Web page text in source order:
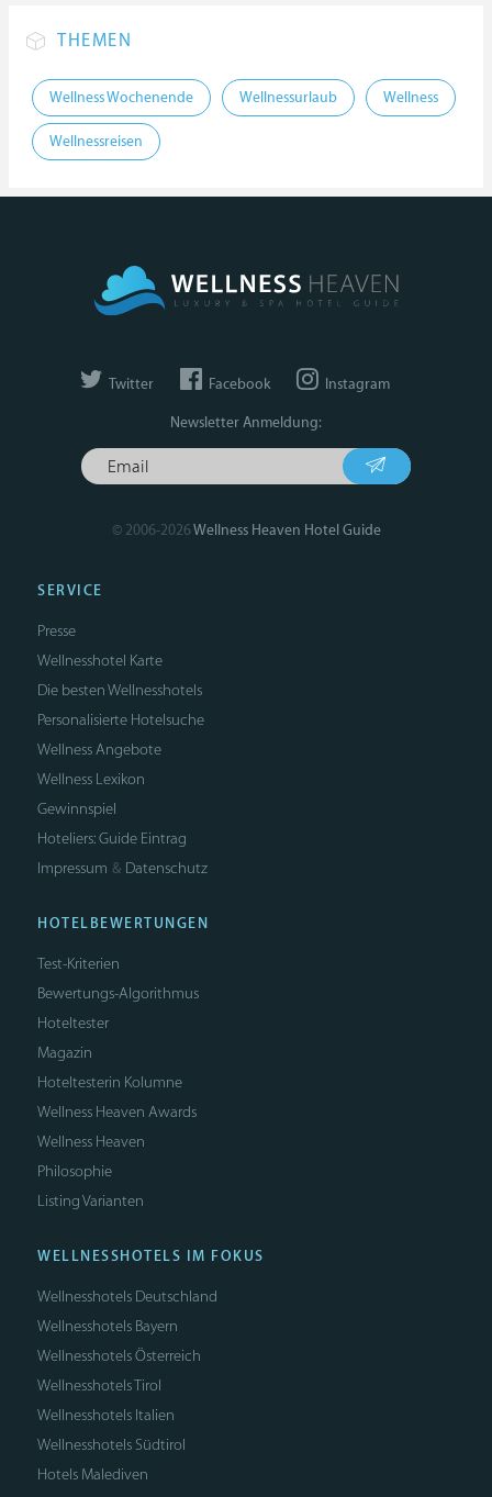
THEMEN
Wellness Wochenende Wellnessurlaub Wellness
Wellnessreisen
Twitter Facebook Instagram
Newsletter Anmeldung:
© 2006-2026Wellness Heaven Hotel Guide
SERVICE
Presse
Wellnesshotel Karte
Die besten Wellnesshotels
Personalisierte Hotelsuche
Wellness Angebote
Wellness Lexikon
Gewinnspiel
Hoteliers: Guide Eintrag
Impressum & Datenschutz
HOTELBEWERTUNGEN
Test-Kriterien
Bewertungs-Algorithmus
Hoteltester
Magazin
Hoteltesterin Kolumne
Wellness Heaven Awards
Wellness Heaven
Philosophie
Listing Varianten
WELLNESSHOTELS IM FOKUS
Wellnesshotels Deutschland
Wellnesshotels Bayern
Wellnesshotels Österreich
Wellnesshotels Tirol
Wellnesshotels Italien
Wellnesshotels Südtirol
Hotels Malediven